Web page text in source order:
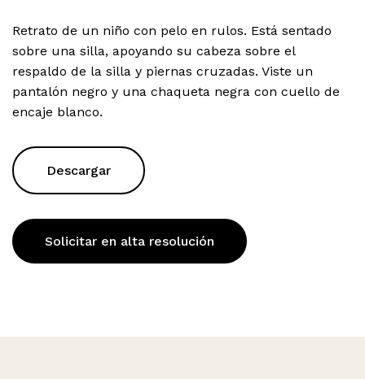
Retrato de un niño con pelo en rulos. Está sentado
sobre una silla, apoyando su cabeza sobre el
respaldo de la silla y piernas cruzadas. Viste un
pantalón negro y una chaqueta negra con cuello de
encaje blanco.
Descargar
Solicitar en alta resolución